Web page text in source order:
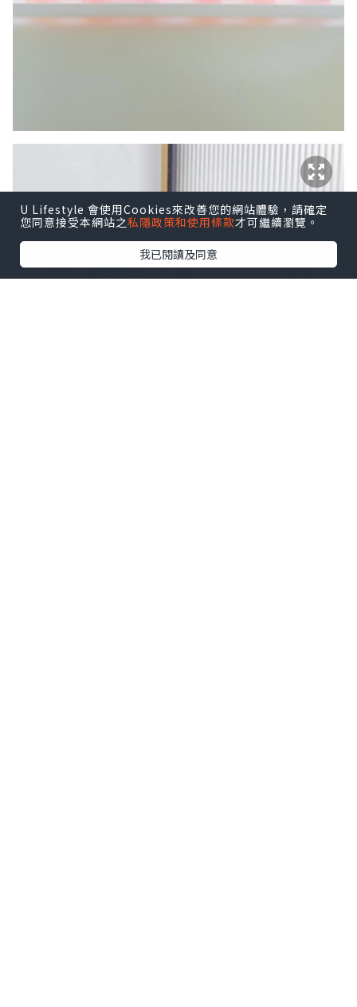
U Lifestyle 會使用Cookies來改善您的網站體驗，請確定
您同意接受本網站之私隱政策和使用條款才可繼續瀏覽。
我已閱讀及同意